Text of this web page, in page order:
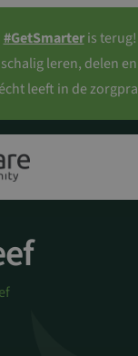
#GetSmarteris terug!
leren, delen
leeft in de
Zoeken
naar: